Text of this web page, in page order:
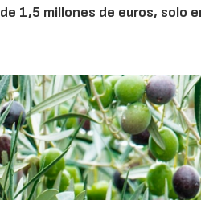
1,5 millones de euros, solo